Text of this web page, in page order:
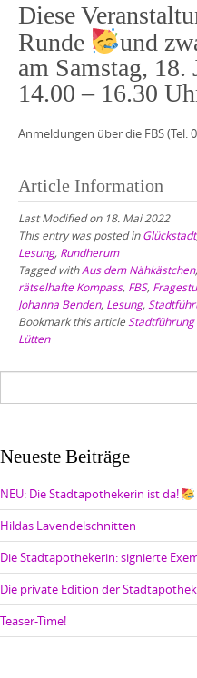
Diese
Runde
und
am Samstag,
14.00 – 16.30
Anmeldungen über die FBS (Tel.
Article Information
Last Modified on 18. Mai 2022
This entry was posted inGlückstadt
Lesung, Rundherum
Tagged withAus dem Nähkästchen,
rätselhafte Kompass, FBS,
Johanna Benden, Lesung,
Bookmark this article
Lütten
Neueste Beiträge
NEU: Die Stadtapothekerin ist da!
Hildas Lavendelschnitten
Die Stadtapothekerin: signierte
Die private Edition der
Teaser-Time!